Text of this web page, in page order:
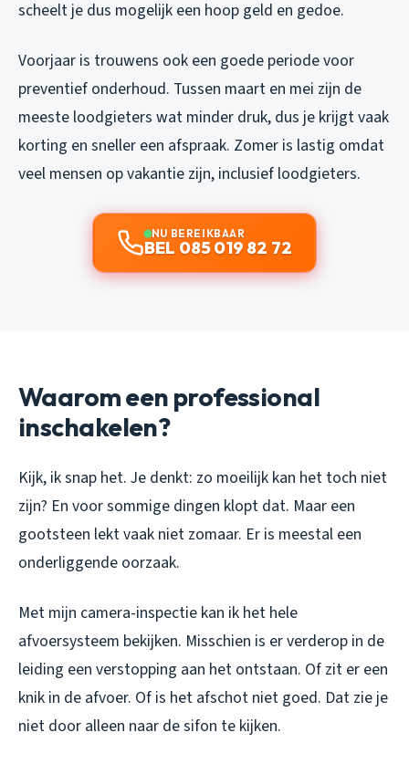
scheelt je dus mogelijk een hoop geld en gedoe.
Voorjaar is trouwens ook een goede periode voor
preventief onderhoud. Tussen maart en mei zijn de
meeste loodgieters wat minder druk, dus je krijgt vaak
korting en sneller een afspraak. Zomer is lastig omdat
veel mensen op vakantie zijn, inclusief loodgieters.
NU BEREIKBAAR
BEL 085 019 82 72
Waarom een professional
inschakelen?
Kijk, ik snap het. Je denkt: zo moeilijk kan het toch niet
zijn? En voor sommige dingen klopt dat. Maar een
gootsteen lekt vaak niet zomaar. Er is meestal een
onderliggende oorzaak.
Met mijn camera-inspectie kan ik het hele
afvoersysteem bekijken. Misschien is er verderop in de
leiding een verstopping aan het ontstaan. Of zit er een
knik in de afvoer. Of is het afschot niet goed. Dat zie je
niet door alleen naar de sifon te kijken.